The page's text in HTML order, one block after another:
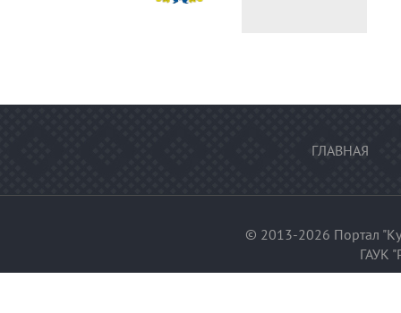
ГЛАВНАЯ
© 2013-2026 Портал
ГАУК